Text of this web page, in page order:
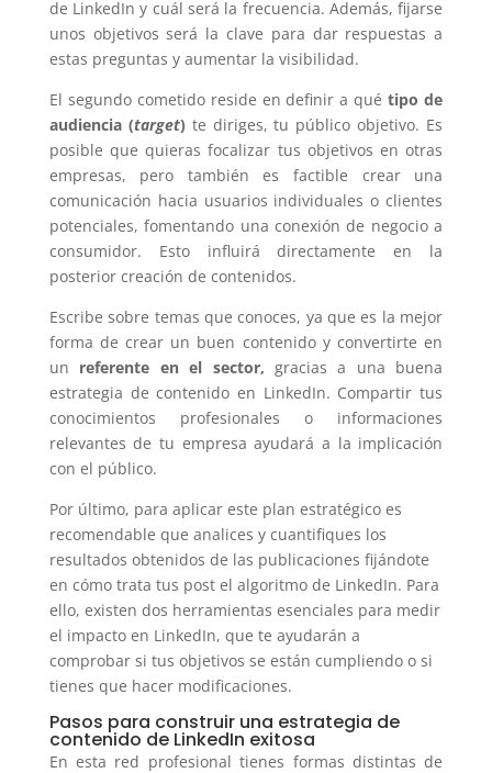
de LinkedIn y cuál será la frecuencia. Además, fijarse
unos objetivos será la clave para dar respuestas a
estas preguntas y aumentar la visibilidad.
El segundo cometido reside en definir a quétipo de
audiencia (target) te diriges, tu público objetivo. Es
posible que quieras focalizar tus objetivos en otras
empresas, pero también es factible crear una
comunicación hacia usuarios individuales o clientes
potenciales, fomentando una conexión de negocio a
consumidor. Esto influirá directamente en la
posterior creación de contenidos.
Escribe sobre temas que conoces, ya que es la mejor
forma de crear un buen contenido y convertirte en
un referente en el sector, gracias a una buena
estrategia de contenido en LinkedIn. Compartir tus
conocimientos profesionales o informaciones
relevantes de tu empresa ayudará a la implicación
con el público.
Por último, para aplicar este plan estratégico es
recomendable que analices y cuantifiques los
resultados obtenidos de las publicaciones fijándote
en cómo trata tus post el algoritmo de LinkedIn. Para
ello, existen dos herramientas esenciales para medir
el impacto en LinkedIn, que te ayudarán a
comprobar si tus objetivos se están cumpliendo o si
tienes que hacer modificaciones.
Pasos para construir una estrategia de
contenido de LinkedIn exitosa
En esta red profesional tienes formas distintas de